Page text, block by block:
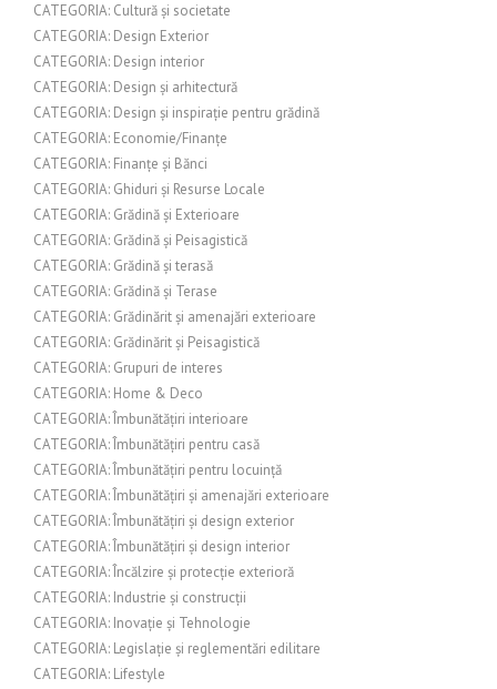
CATEGORIA: Cultură și societate
CATEGORIA: Design Exterior
CATEGORIA: Design interior
CATEGORIA: Design și arhitectură
CATEGORIA: Design și inspirație pentru grădină
CATEGORIA: Economie/Finanțe
CATEGORIA: Finanțe și Bănci
CATEGORIA: Ghiduri și Resurse Locale
CATEGORIA: Grădină și Exterioare
CATEGORIA: Grădină și Peisagistică
CATEGORIA: Grădină și terasă
CATEGORIA: Grădină și Terase
CATEGORIA: Grădinărit și amenajări exterioare
CATEGORIA: Grădinărit și Peisagistică
CATEGORIA: Grupuri de interes
CATEGORIA: Home & Deco
CATEGORIA: Îmbunătățiri interioare
CATEGORIA: Îmbunătățiri pentru casă
CATEGORIA: Îmbunătățiri pentru locuință
CATEGORIA: Îmbunătățiri și amenajări exterioare
CATEGORIA: Îmbunătățiri și design exterior
CATEGORIA: Îmbunătățiri și design interior
CATEGORIA: Încălzire și protecție exterioră
CATEGORIA: Industrie și construcții
CATEGORIA: Inovație și Tehnologie
CATEGORIA: Legislație și reglementări edilitare
CATEGORIA: Lifestyle